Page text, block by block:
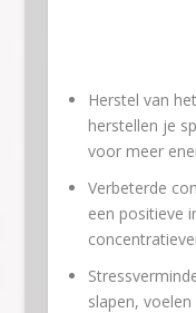
Herstel van
herstellen je
voor meer
Verbeterde
een positieve
slapen,